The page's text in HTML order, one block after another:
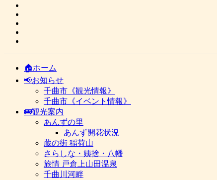
🏠ホーム
📢お知らせ
千曲市《観光情報》
千曲市《イベント情報》
🚌観光案内
あんずの里
あんず開花状況
蔵の街 稲荷山
さらしな・姨捨・八幡
旅情 戸倉上山田温泉
千曲川河畔